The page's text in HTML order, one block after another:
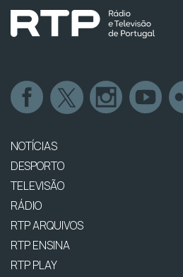
NOTÍCIAS
DESPORTO
TELEVISÃO
RÁDIO
RTP ARQUIVOS
RTP ENSINA
RTP PLAY